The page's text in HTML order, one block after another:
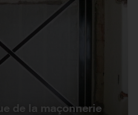
de la maçonnerie